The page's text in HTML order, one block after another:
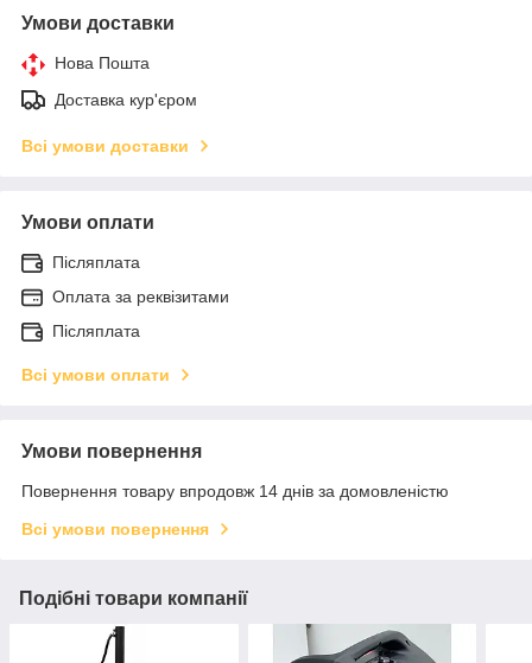
Умови доставки
Нова Пошта
Доставка кур'єром
Всі умови доставки
Умови оплати
Післяплата
Оплата за реквізитами
Післяплата
Всі умови оплати
Умови повернення
Повернення товару впродовж 14 днів за домовленістю
Всі умови повернення
Подібні товари компанії